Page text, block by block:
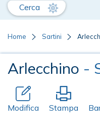
Cerca
Home Sartini
Arlecchino -
Modifica Stampa